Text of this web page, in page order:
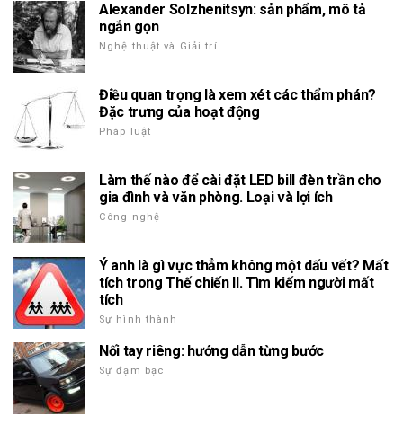
Alexander Solzhenitsyn: sản phẩm, mô tả
ngắn gọn
Nghệ thuật và Giải trí
Điều quan trọng là xem xét các thẩm phán?
Đặc trưng của hoạt động
Pháp luật
Làm thế nào để cài đặt LED bill đèn trần cho
gia đình và văn phòng. Loại và lợi ích
Công nghệ
Ý anh là gì vực thẳm không một dấu vết? Mất
tích trong Thế chiến II. Tìm kiếm người mất
tích
Sự hình thành
Nối tay riêng: hướng dẫn từng bước
Sự đạm bạc